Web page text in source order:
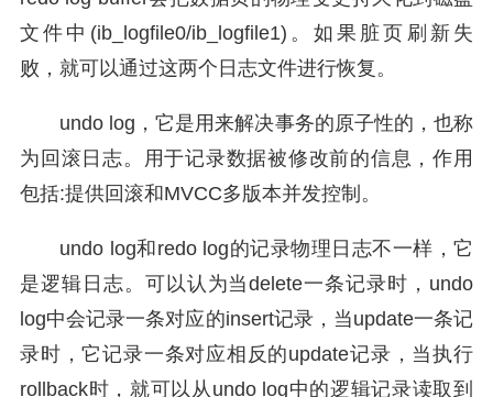
文件中(ib_logfile0/ib_logfile1)。如果脏页刷新失
败，就可以通过这两个日志文件进行恢复。
undo log，它是用来解决事务的原子性的，也称
为回滚日志。用于记录数据被修改前的信息，作用
包括:提供回滚和MVCC多版本并发控制。
undo log和redo log的记录物理日志不一样，它
是逻辑日志。可以认为当delete一条记录时，undo
log中会记录一条对应的insert记录，当update一条记
录时，它记录一条对应相反的update记录，当执行
rollback时，就可以从undo log中的逻辑记录读取到